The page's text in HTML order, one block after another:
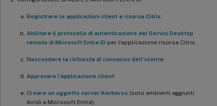
Registrare le applicazioni client e risorsa Citrix
Abilitare il protocollo di autenticazione dei Servizi Desktop
remoto di Microsoft Entra ID per l’applicazione risorsa Citrix.
Nascondere la richiesta di consenso dell’utente
Approvare l’applicazione client
Creare un oggetto server Kerberos (solo ambienti aggiunti
ibridi a Microsoft Entra).